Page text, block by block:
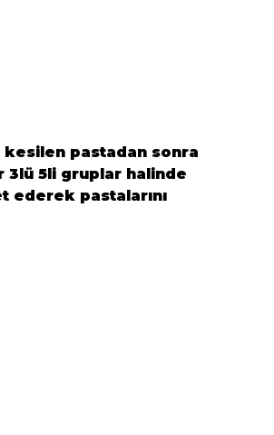
kesilen pastadan sonra
3lü 5li gruplar halinde
ederek pastalarını